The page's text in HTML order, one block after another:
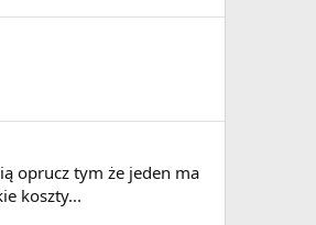
oprucz tym że jeden ma
koszty...